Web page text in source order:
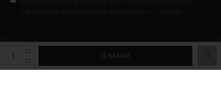
ΚΑΛΆΘΙ
Copyright © 2025, Black Papigion |Επιλογές Cookies
Powered byBrandex Hellas™